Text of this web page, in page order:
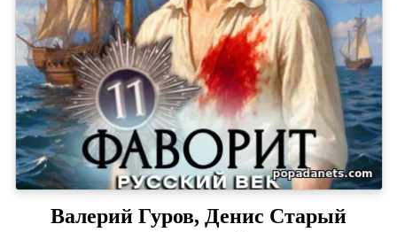
Валерий Гуров, Денис Старый